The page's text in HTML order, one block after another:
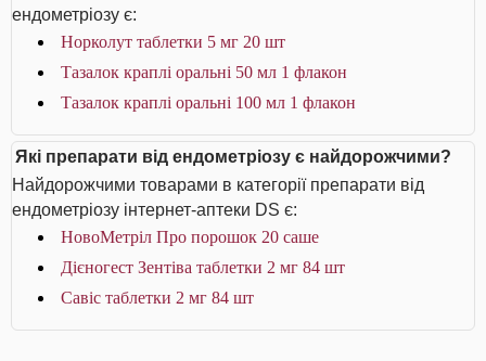
ендометріозу є:
Норколут таблетки 5 мг 20 шт
Тазалок краплі оральні 50 мл 1 флакон
Тазалок краплі оральні 100 мл 1 флакон
Які препарати від ендометріозу є найдорожчими?
Найдорожчими товарами в категорії препарати від
ендометріозу інтернет-аптеки DS є:
НовоМетріл Про порошок 20 саше
Дієногест Зентіва таблетки 2 мг 84 шт
Савіс таблетки 2 мг 84 шт